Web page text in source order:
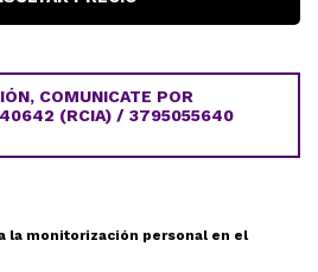
COMUNICATE POR
(RCIA) / 3795055640
la monitorización personal en el